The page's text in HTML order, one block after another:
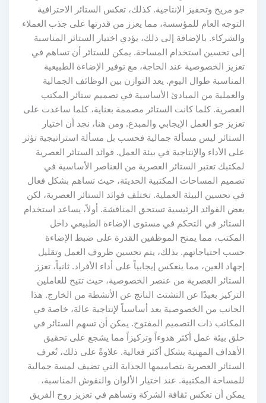
جو مريح وتحفيز الإنتاجية. كذلك، تعكس الستائر الاحترافية
التوجه العام للمؤسسة، مما يعزز من قدرتها على جذب العملاء
والشركاء. بالإضافة إلى ذلك، يؤدي اختيار الستائر المناسبة
إلى تحسين استخدام المساحة. يمكن للستائر أن تساهم في
تعزيز الخصوصية عند الحاجة، مع توفير الإضاءة الطبيعية
المناسبة طوال اليوم. يعد التوازن بين الوظائف الجمالية
والعملية من المبادئ الأساسية في تصميم ستائر المكتب
العصرية. كلما كانت الستائر مصممة بعناية، كلما ساعدت على
تعزيز جو العمل الإيجابي والمبدع. ومن هنا، نجد أن اختيار
الستائر ليس مسألة جمالية فحسب بل مسألة استراتيجية تؤثر
على الأداء والإنتاجية في بيئة العمل. فوائد الستائر العصرية
لمكتبك تعتبر الستائر العصرية من العناصر الأساسية في
تصميم المساحات المكتبية الحديثة، حيث تساهم بشكل فعال
في تحسين البيئة العملية. تختلف فوائد الستائر العصرية، لكن
بعض الفوائد الرئيسية تستحق المناقشة. أولاً، يساعد استخدام
الستائر في التحكم في مستوى الإضاءة الطبيعي داخل
المكتب، مما يمنح الموظفين القدرة على ضبط الإضاءة
حسب احتياجاتهم. بذلك، يتم تحسين ظروف العمل وتقليل
إجهاد العين، مما ينعكس إيجابياً على أداء الأفراد. ثانياً، تعزز
الستائر العصرية من عنصر الخصوصية، حيث تتيح للعاملين
التركيز بعيدًا عن التشتت الناتج عن الأنشطة من الخارج. هذا
الجانب من الخصوصية يعد أساسياً لإنتاجية عالة، خاصة في
المكاتب ذات التصميم المفتوح. يمكن أن تسهم الستائر في
خلق بيئة عمل أكثر هدوءاً وتركيزاً مما يشجع على تحقيق
الأهداف المهنية بشكل أكثر فعالية. علاوةً على ذلك، تُعرف
الستائر العصرية بتصاميمها الجذابة التي تضيف لمسة جمالية
للمساحة المكتبية. عند اختيار الألوان والنقوش المناسبة،
يمكن أن تعكس ثقافة الشركة وتساهم في تعزيز روح الفريق